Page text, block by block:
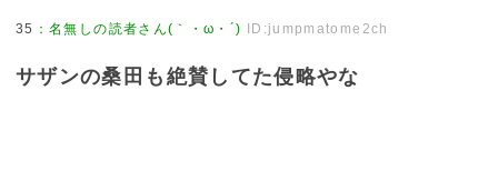
35 ：名無しの読者さん(｀・ω・´) ID:jumpmatome2ch
サザンの桑田も絶賛してた侵略やな